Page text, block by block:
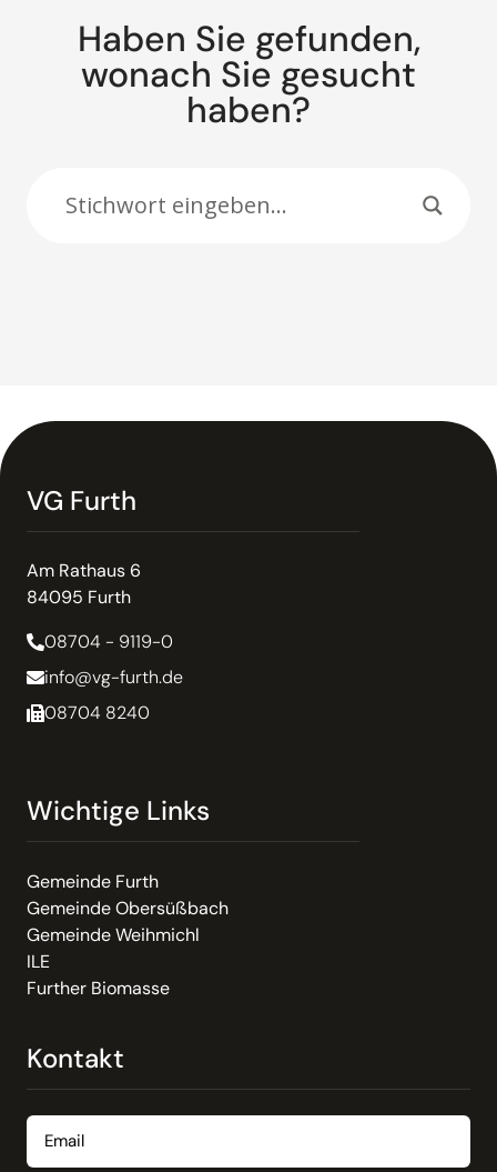
Haben Sie gefunden,
wonach Sie gesucht
haben?
VG Furth
Am Rathaus 6
84095 Furth
08704 - 9119-0
info@vg-furth.de
08704 8240
Wichtige Links
Gemeinde Furth
Gemeinde Obersüßbach
Gemeinde Weihmichl
ILE
Further Biomasse
Kontakt